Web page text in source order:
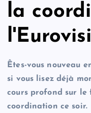
la
Êtes-vous nouveau
si vous lisez déjà
cours profond sur le
coordination ce soir.